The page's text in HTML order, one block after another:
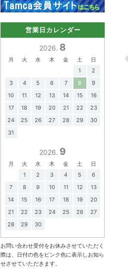
デモ)
1/12 チーム スズキ エク
スター GSX-RR '20
3,800円
クス ハコス
在庫なし
アオシマ
1/32 NISSAN GT-R (メテ
オフレークブラックパー
1,518 円
営業日カレンダー
2026. 8
月 火 水 木 金 土
日
1
2
3
4 5 6 7 8
9
10
11 12 13 14 15
16
17
18 19 20 21 22
23
24
25 26 27 28 29
30
31
2026. 9
月 火 水 木 金 土
日
1
2 3 4 5
6
7
8 9 10 11 12
13
14
15 16 17 18 19
20
21
22 23 24 25 26
27
28
29 30
お問い合わせ受付をお休みさせていただく
際は、日付の色をピンク色に表示しお知ら
せさせていただきます。